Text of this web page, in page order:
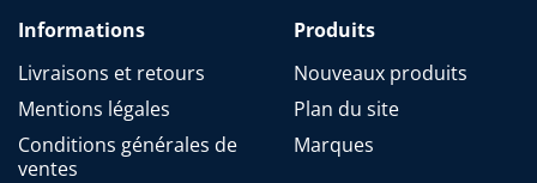
Informations
Livraisons et retours
Mentions légales
Conditions générales de
ventes
Produits
Nouveaux produits
Plan du site
Marques